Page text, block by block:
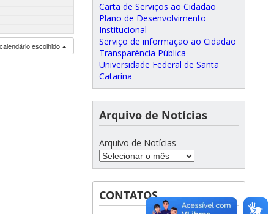
escolhido
Carta de Serviços ao Cidadão
Plano de Desenvolvimento
Institucional
Serviço de informação ao Cidadão
Transparência Pública
Universidade Federal de Santa
Catarina
Arquivo de Notícias
Arquivo de Notícias
CONTATOS